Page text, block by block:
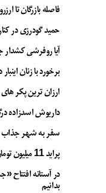
فاصله بازرگان تا
حمید گودرزی در
آیا روفرشی
برخورد با زنان
ارزان ترین پکر های
داریوش اسدزاده
سفر به شهر جذاب
پراید 11 میلیون تومان ارزان شد
در آستانه افتتاح
بدانیم